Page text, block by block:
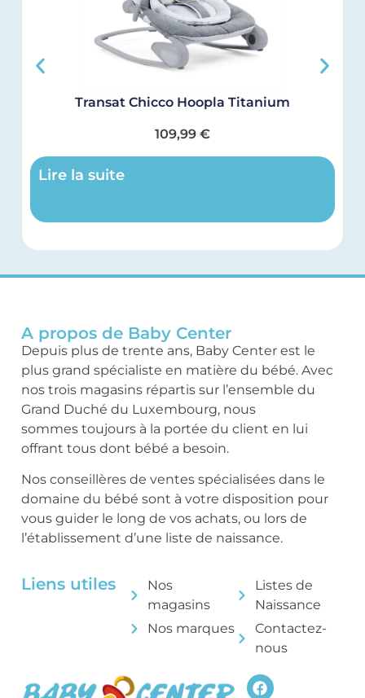
Transat Chicco Hoopla Titanium
109,99 €
Lire la suite
A propos de Baby Center
Depuis plus de trente ans, Baby Center est le
plus grand spécialiste en matière du bébé. Avec
nos trois magasins répartis sur l’ensemble du
Grand Duché du Luxembourg, nous
sommes toujours à la portée du client en lui
offrant tous dont bébé a besoin.
Nos conseillères de ventes spécialisées dans le
domaine du bébé sont à votre disposition pour
vous guider le long de vos achats, ou lors de
l’établissement d’une liste de naissance.
Liens utiles
Nos
magasins
Nos marques
Listes de
Naissance
Contactez-
nous